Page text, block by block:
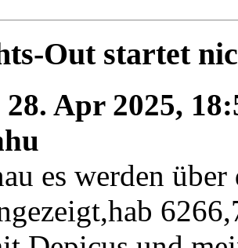
Out startet
28. Apr 2025,
es werden